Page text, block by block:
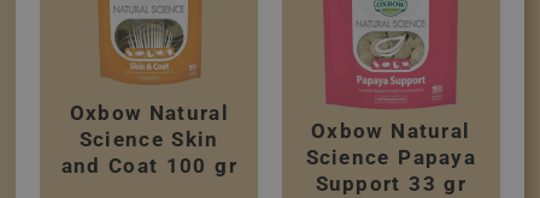
Oxbow Natural
Science Skin
and Coat 100 gr
Oxbow Natural
Science Papaya
Support 33 gr